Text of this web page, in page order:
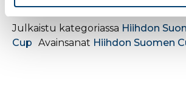
www.hiihdonsuomencup.fi
Julkaistu kategoriassa Hiihdon
Cup Avainsanat Hiihdon Suomen